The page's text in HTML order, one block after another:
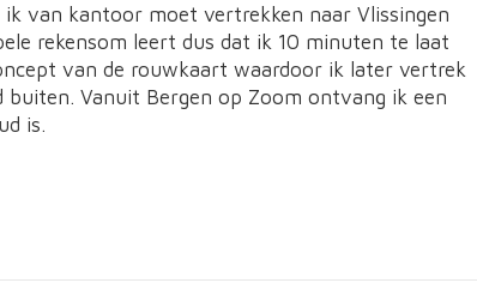
ik van kantoor moet vertrekken naar Vlissingen
rekensom leert dus dat ik 10 minuten te laat
van de rouwkaart waardoor ik later vertrek
Vanuit Bergen op Zoom ontvang ik een
is.